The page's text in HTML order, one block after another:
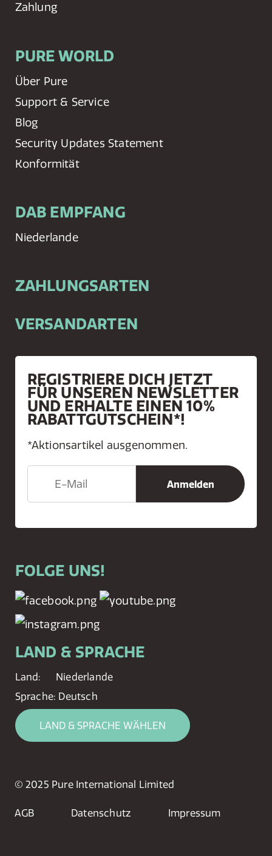
Zahlung
PURE WORLD
Über Pure
Support & Service
Blog
Security Updates Statement
Konformität
DAB EMPFANG
Niederlande
ZAHLUNGSARTEN
VERSANDARTEN
REGISTRIERE DICH JETZT
FÜR UNSEREN NEWSLETTER
UND ERHALTE EINEN 10%
RABATTGUTSCHEIN*!
*Aktionsartikel ausgenommen.
FOLGE UNS!
LAND & SPRACHE
Land:
Niederlande
Sprache: Deutsch
LAND & SPRACHE WÄHLEN
© 2025 Pure International Limited
AGB Datenschutz Impressum